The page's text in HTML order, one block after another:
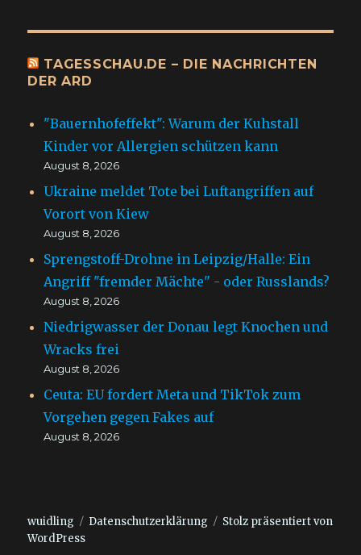
TAGESSCHAU.DE – DIE NACHRICHTEN
DER ARD
"Bauernhofeffekt": Warum der Kuhstall
Kinder vor Allergien schützen kann
August 8, 2026
Ukraine meldet Tote bei Luftangriffen auf
Vorort von Kiew
August 8, 2026
Sprengstoff-Drohne in Leipzig/Halle: Ein
Angriff "fremder Mächte" - oder Russlands?
August 8, 2026
Niedrigwasser der Donau legt Knochen und
Wracks frei
August 8, 2026
Ceuta: EU fordert Meta und TikTok zum
Vorgehen gegen Fakes auf
August 8, 2026
wuidling Datenschutzerklärung
Stolz präsentiert von
WordPress